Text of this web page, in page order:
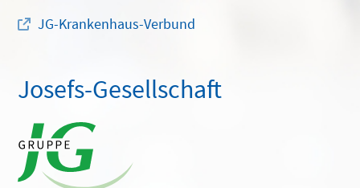
JG-Krankenhaus-Verbund
Josefs-Gesellschaft